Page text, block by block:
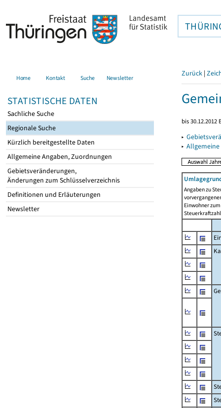
Home Kontakt Suche Newsletter
STATISTISCHE DATEN
Sachliche Suche
Regionale Suche
Kürzlich bereitgestellte Daten
Allgemeine Angaben, Zuordnungen
Gebietsveränderungen,
Änderungen zum Schlüsselverzeichnis
Definitionen und Erläuterungen
Newsletter
Zurück |
bis 30.12.2012
▸
▸
Angaben zu
Einwohner